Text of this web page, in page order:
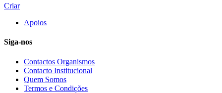
Criar
Apoios
Siga-nos
Contactos Organismos
Contacto Institucional
Quem Somos
Termos e Condições